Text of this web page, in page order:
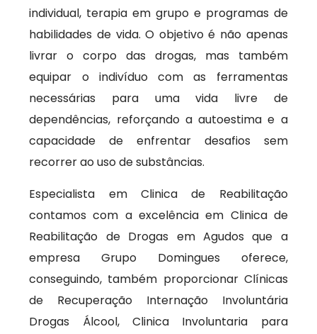
individual, terapia em grupo e programas de
habilidades de vida. O objetivo é não apenas
livrar o corpo das drogas, mas também
equipar o indivíduo com as ferramentas
necessárias para uma vida livre de
dependências, reforçando a autoestima e a
capacidade de enfrentar desafios sem
recorrer ao uso de substâncias.
Especialista em Clinica de Reabilitação
contamos com a excelência em Clinica de
Reabilitação de Drogas em Agudos que a
empresa Grupo Domingues oferece,
conseguindo, também proporcionar Clínicas
de Recuperação Internação Involuntária
Drogas Álcool, Clinica Involuntaria para